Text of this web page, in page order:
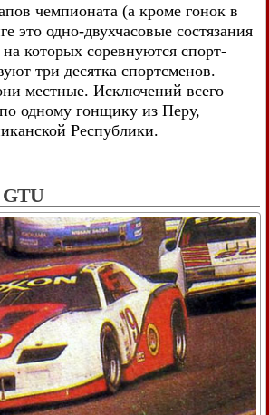
чемпионата (а кроме гонок в
это одно-двухчасовые состязания
которых соревнуются спорт-
три десятка спортсменов.
местные. Исключений всего
одному гонщику из Перу,
Республики.
GTU